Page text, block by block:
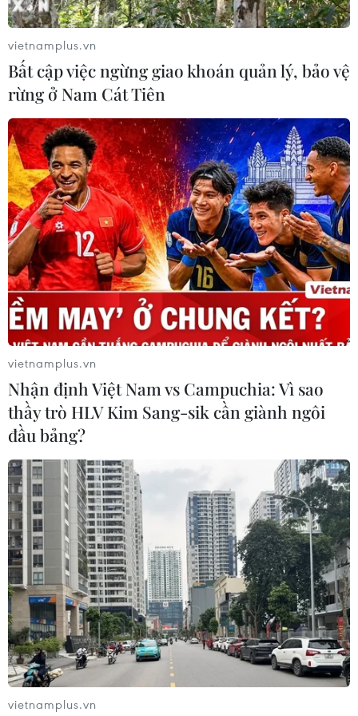
Doanh nghiệp Thái Lan kỳ vọng vào chính
sách kinh tế của chính phủ mới
28/08/2023 12:15
Các doanh nghiệp Thái Lan hoan nghênh tân Thủ tướng
xuất thân từ kinh doanh và kỳ vọng ông có sự hiểu biết
toàn diện về nền kinh tế cũng như động lực kinh doanh
để đưa đất nước Thái Lan phát triển.
Doanh nghiệp Thái Lan kêu gọi chính phủ
kiềm chế can thiệp vào giá gạo
04/09/2023 01:53
Các chủ hàng muốn chính phủ mới tập trung vào chiến
vietnamplus.vn
Bất cập việc ngừng giao khoán quản lý, bảo vệ
rừng ở Nam Cát Tiên
vietnamplus.vn
Nhận định Việt Nam vs Campuchia: Vì sao
thầy trò HLV Kim Sang-sik cần giành ngôi
đầu bảng?
vietnamplus.vn